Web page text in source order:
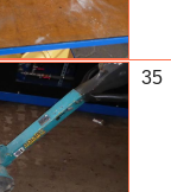
35